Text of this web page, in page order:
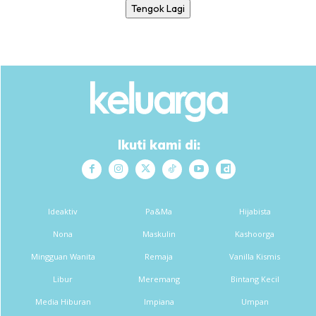
Tengok Lagi
Ikuti kami di:
Ideaktiv
Nona
Mingguan Wanita
Libur
Media Hiburan
Pa&Ma
Maskulin
Remaja
Meremang
Impiana
Hijabista
Kashoorga
Vanilla Kismis
Bintang Kecil
Umpan